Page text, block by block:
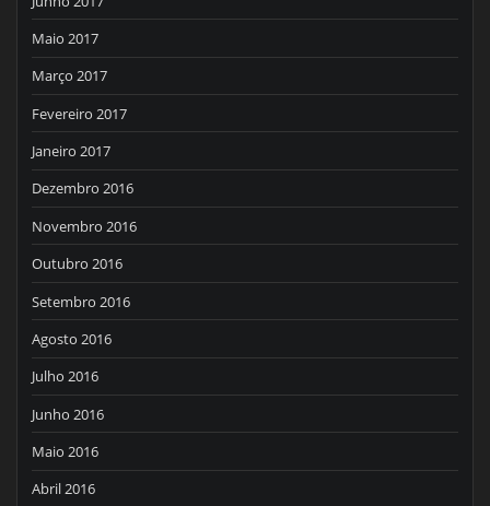
Maio 2017
Março 2017
Fevereiro 2017
Janeiro 2017
Dezembro 2016
Novembro 2016
Outubro 2016
Setembro 2016
Agosto 2016
Julho 2016
Junho 2016
Maio 2016
Abril 2016